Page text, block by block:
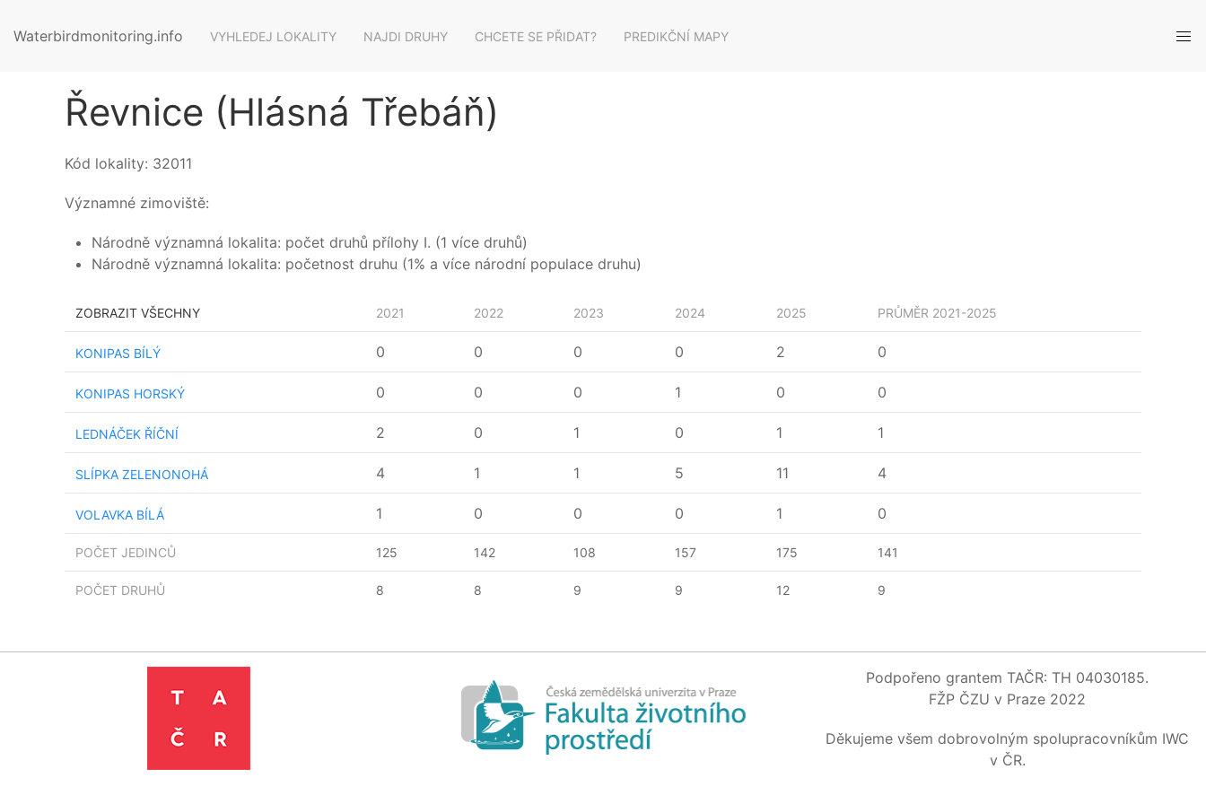
Waterbirdmonitoring.info VYHLEDEJ LOKALITY NAJDI DRUHY CHCETE SE PŘIDAT? PREDIKČNÍ MAPY
Řevnice (Hlásná Třebáň)
Kód lokality: 32011
Významné zimoviště:
Národně významná lokalita: počet druhů přílohy I. (1 více druhů)
Národně významná lokalita: početnost druhu (1% a více národní populace druhu)
ZOBRAZIT VŠECHNY 2021 2022 2023 2024 2025 PRŮMĚR 2021-2025
POČET JEDINCŮ 125 142 108 157 175 141
POČET DRUHŮ 8 8 9 9 12 9
KONIPAS BÍLÝ 0 0 0 0 2 0
KONIPAS HORSKÝ 0 0 0 1 0 0
LEDNÁČEK ŘÍČNÍ 2 0 1 0 1 1
SLÍPKA ZELENONOHÁ 4 1 1 5 11 4
VOLAVKA BÍLÁ 1 0 0 0 1 0
Podpořeno grantem TAČR: TH 04030185.
FŽP ČZU v Praze 2022
Děkujeme všem dobrovolným spolupracovníkům IWC
v ČR.